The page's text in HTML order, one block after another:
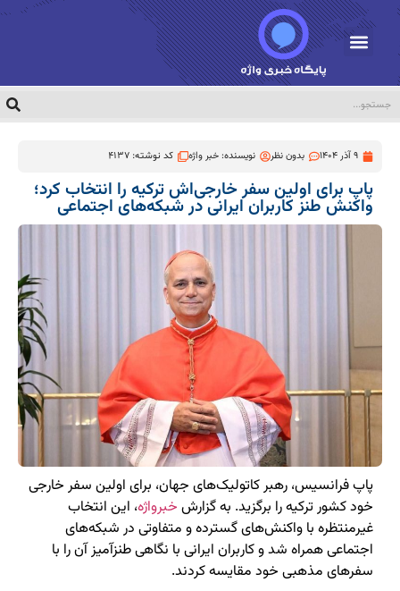
9 آذر 1404 بدون نظر نویسنده:خبر واژه کد نوشته: 4137
پاپ برای اولین سفر خارجی‌اش ترکیه را انتخاب کرد؛
واکنش طنز کاربران ایرانی در شبکه‌های اجتماعی
پاپ فرانسیس، رهبر کاتولیک‌های جهان، برای اولین سفر خارجی
خود کشور ترکیه را برگزید. به گزارش خبرواژه، این انتخاب
غیرمنتظره با واکنش‌های گسترده و متفاوتی در شبکه‌های
اجتماعی همراه شد و کاربران ایرانی با نگاهی طنزآمیز آن را با
سفرهای مذهبی خود مقایسه کردند.